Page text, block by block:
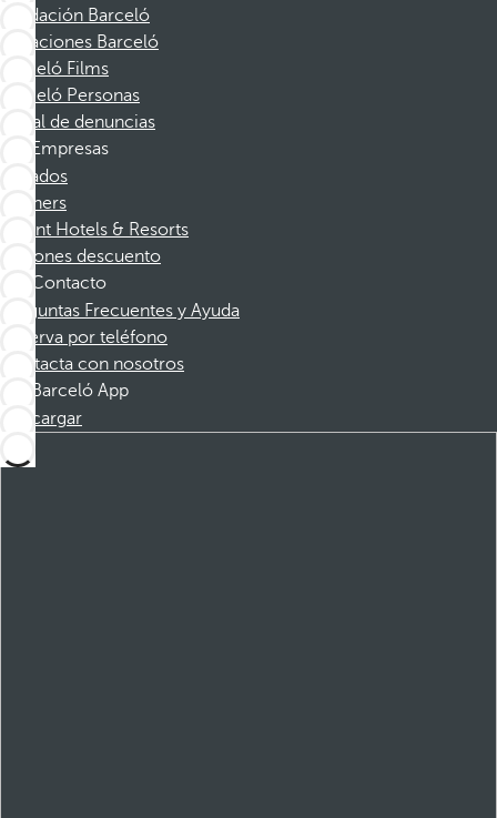
Fundación Barceló
Vacaciones Barceló
Barceló Films
Barceló Personas
Canal de denuncias
Empresas
Afiliados
Partners
Dorint Hotels & Resorts
Cupones descuento
Contacto
Preguntas Frecuentes y Ayuda
Reserva por teléfono
Contacta con nosotros
Barceló App
Descargar